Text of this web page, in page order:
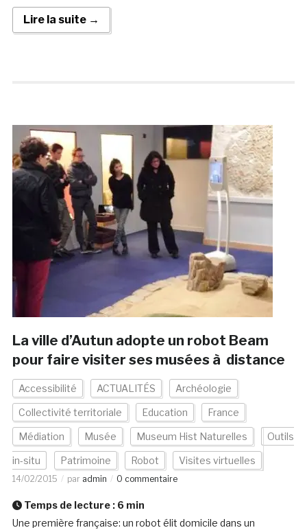
Lire la suite →
La ville d’Autun adopte un robot Beam
pour faire visiter ses musées à distance
Accessibilité ACTUALITÉS Archéologie
Collectivité territoriale Education France
Médiation Musée Museum Hist Naturelles Outils
in-situ Patrimoine Robot Visites virtuelles
14/02/2015 par admin 0 commentaire
Temps de lecture : 6 min
Une première française: un robot élit domicile dans un